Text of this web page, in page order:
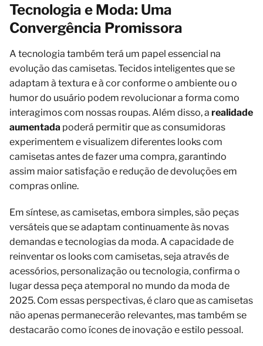
Tecnologia e Moda: Uma
Convergência Promissora
A tecnologia também terá um papel essencial na
evolução das camisetas. Tecidos inteligentes que se
adaptam à textura e à cor conforme o ambiente ou o
humor do usuário podem revolucionar a forma como
interagimos com nossas roupas. Além disso, a realidade
aumentada poderá permitir que as consumidoras
experimentem e visualizem diferentes looks com
camisetas antes de fazer uma compra, garantindo
assim maior satisfação e redução de devoluções em
compras online.
Em síntese, as camisetas, embora simples, são peças
versáteis que se adaptam continuamente às novas
demandas e tecnologias da moda. A capacidade de
reinventar os looks com camisetas, seja através de
acessórios, personalização ou tecnologia, confirma o
lugar dessa peça atemporal no mundo da moda de
2025. Com essas perspectivas, é claro que as camisetas
não apenas permanecerão relevantes, mas também se
destacarão como ícones de inovação e estilo pessoal.